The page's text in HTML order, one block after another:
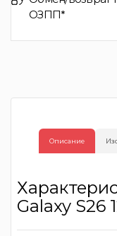
ОЗПП*
Описание
Galaxy S26